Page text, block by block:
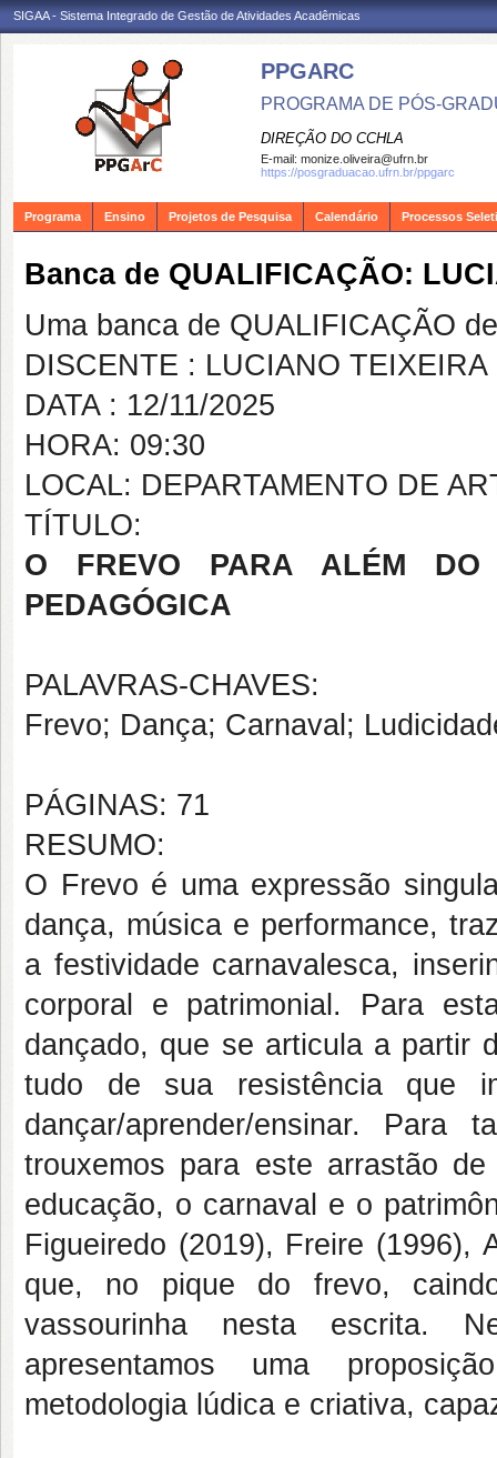
SIGAA - Sistema Integrado de Gestão de Atividades Acadêmicas
PPGARC
PROGRAMA DE PÓS-
DIREÇÃO DO CCHLA
E-mail: monize.oliveira@ufrn.br
https://posgraduacao.ufrn.br/ppgarc
Programa Ensino Projetos de Pesquisa Calendário Processos
Banca de QUALIFICAÇÃO:
Uma banca de QUALIFICAÇÃO
DISCENTE : LUCIANO TEIXEIRA
DATA : 12/11/2025
HORA: 09:30
LOCAL: DEPARTAMENTO DE
TÍTULO:
O FREVO PARA ALÉM DO
PEDAGÓGICA
PALAVRAS-CHAVES:
Frevo; Dança; Carnaval;
PÁGINAS: 71
RESUMO:
O Frevo é uma expressão
dança, música e performance,
a festividade carnavalesca,
corporal e patrimonial. Para
dançado, que se articula a partir
tudo de sua resistência que
dançar/aprender/ensinar.
trouxemos para este arrastão
educação, o carnaval e o
Figueiredo (2019), Freire (1996),
que, no pique do frevo,
vassourinha nesta escrita.
apresentamos uma
metodologia lúdica e criativa,